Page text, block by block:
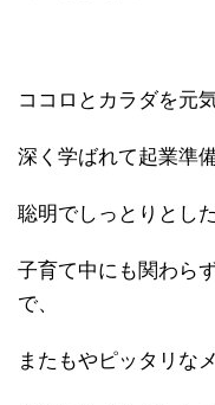
ココロとカラダを元
深く学ばれて起業準
聡明でしっとりとし
子育て中にも関わら
で、
またもやピッタリな